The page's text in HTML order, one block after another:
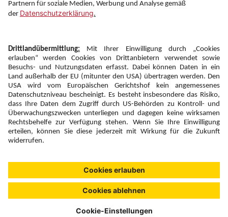
Newsletter:
Anmelden
Fairness und
Unsere Inhalte: Standards und
Meldung
Copyright © 2026 DERTOUR Austria GmbH